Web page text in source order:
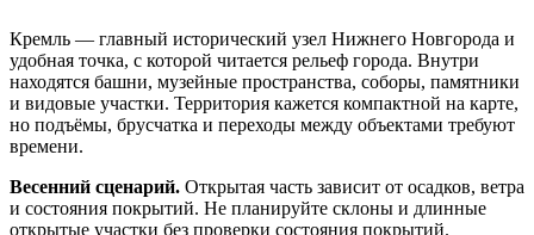
Кремль — главный исторический узел Нижнего Новгорода и
удобная точка, с которой читается рельеф города. Внутри
находятся башни, музейные пространства, соборы, памятники
и видовые участки. Территория кажется компактной на карте,
но подъёмы, брусчатка и переходы между объектами требуют
времени.
Весенний сценарий. Открытая часть зависит от осадков, ветра
и состояния покрытий. Не планируйте склоны и длинные
открытые участки без проверки состояния покрытий.